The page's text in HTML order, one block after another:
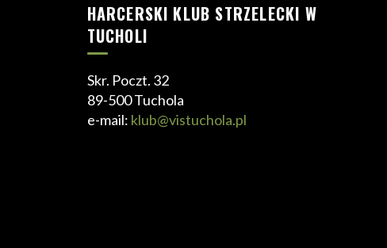
HARCERSKI KLUB STRZELECKI W
TUCHOLI
Skr. Poczt. 32
89-500 Tuchola
e-mail: klub@vistuchola.pl